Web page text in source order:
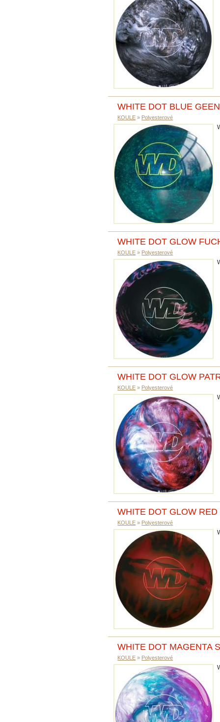
WHITE DOT BLUE GEEN
KOULE » Polyesterové
WHITE DOT GLOW
KOULE » Polyesterové
WHITE DOT GLOW
KOULE » Polyesterové
WHITE DOT GLOW
KOULE » Polyesterové
WHITE DOT MAGENTA
KOULE » Polyesterové